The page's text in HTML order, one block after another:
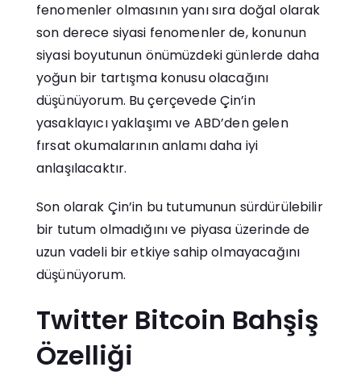
fenomenler olmasının yanı sıra doğal olarak
son derece siyasi fenomenler de, konunun
siyasi boyutunun önümüzdeki günlerde daha
yoğun bir tartışma konusu olacağını
düşünüyorum. Bu çerçevede Çin’in
yasaklayıcı yaklaşımı ve ABD’den gelen
fırsat okumalarının anlamı daha iyi
anlaşılacaktır.
Son olarak Çin’in bu tutumunun sürdürülebilir
bir tutum olmadığını ve piyasa üzerinde de
uzun vadeli bir etkiye sahip olmayacağını
düşünüyorum.
Twitter Bitcoin Bahşiş
Özelliği